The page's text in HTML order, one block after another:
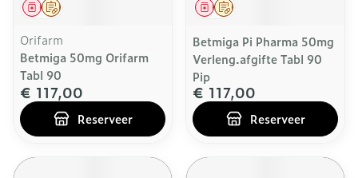
Op voorschrift
Geneesmiddel
Orifarm
Betmiga 50mg Orifarm
Tabl 90
€ 117,00
Reserveer
Op voorschrift
Geneesmiddel
Betmiga Pi Pharma 50mg
Verleng.afgifte Tabl 90
Pip
€ 117,00
Reserveer